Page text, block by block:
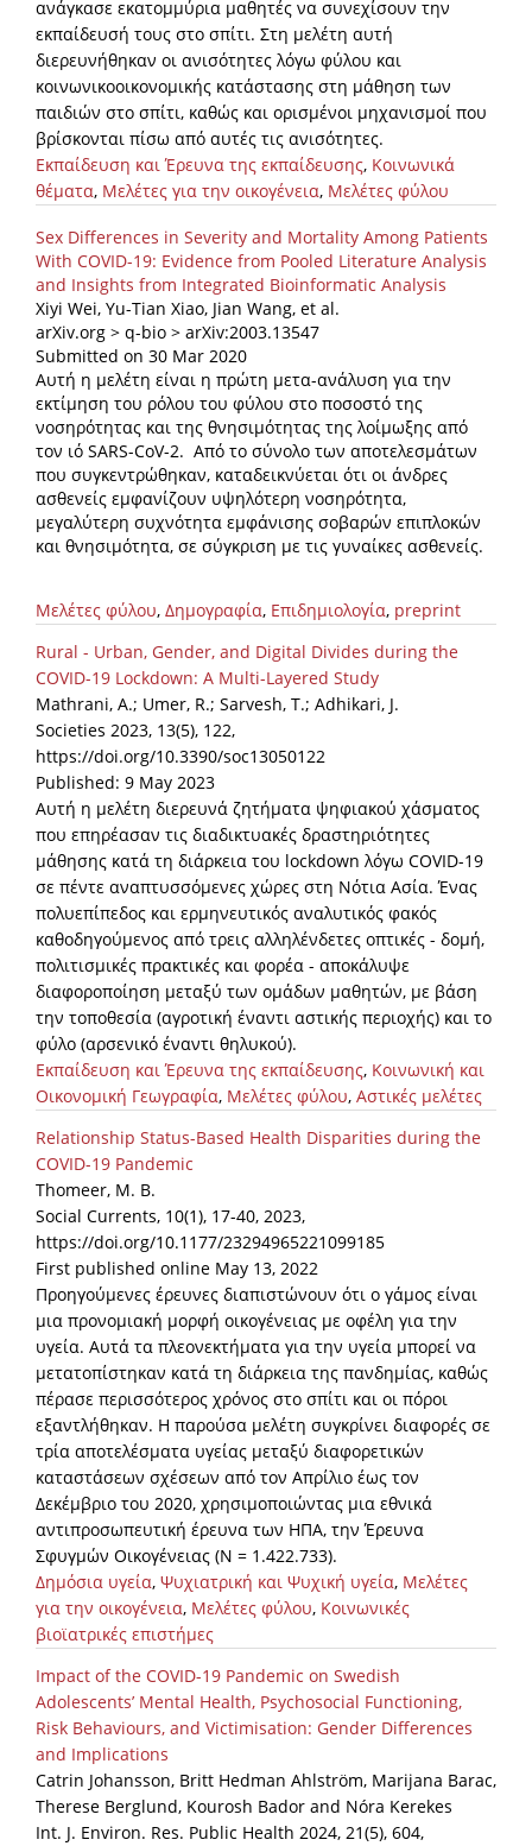
ανάγκασε εκατομμύρια μαθητές να συνεχίσουν την
εκπαίδευσή τους στο σπίτι. Στη μελέτη αυτή
διερευνήθηκαν οι ανισότητες λόγω φύλου και
κοινωνικοοικονομικής κατάστασης στη μάθηση των
παιδιών στο σπίτι, καθώς και ορισμένοι μηχανισμοί που
βρίσκονται πίσω από αυτές τις ανισότητες.
Εκπαίδευση και Έρευνα της εκπαίδευσης, Κοινωνικά
θέματα, Μελέτες για την οικογένεια, Μελέτες φύλου
Sex Differences in Severity and Mortality Among Patients
With COVID-19: Evidence from Pooled Literature Analysis
and Insights from Integrated Bioinformatic Analysis
Xiyi Wei, Yu-Tian Xiao, Jian Wang, et al.
arXiv.org > q-bio > arXiv:2003.13547
Submitted on 30 Mar 2020
Αυτή η μελέτη είναι η πρώτη μετα-ανάλυση για την
εκτίμηση του ρόλου του φύλου στο ποσοστό της
νοσηρότητας και της θνησιμότητας της λοίμωξης από
τον ιό SARS-CoV-2. Από το σύνολο των αποτελεσμάτων
που συγκεντρώθηκαν, καταδεικνύεται ότι οι άνδρες
ασθενείς εμφανίζουν υψηλότερη νοσηρότητα,
μεγαλύτερη συχνότητα εμφάνισης σοβαρών επιπλοκών
και θνησιμότητα, σε σύγκριση με τις γυναίκες ασθενείς.
Μελέτες φύλου, Δημογραφία, Επιδημιολογία, preprint
Rural - Urban, Gender, and Digital Divides during the
COVID-19 Lockdown: A Multi-Layered Study
Mathrani, A.; Umer, R.; Sarvesh, T.; Adhikari, J.
Societies 2023, 13(5), 122,
https://doi.org/10.3390/soc13050122
Published: 9 May 2023
Αυτή η μελέτη διερευνά ζητήματα ψηφιακού χάσματος
που επηρέασαν τις διαδικτυακές δραστηριότητες
μάθησης κατά τη διάρκεια του lockdown λόγω COVID-19
σε πέντε αναπτυσσόμενες χώρες στη Νότια Ασία. Ένας
πολυεπίπεδος και ερμηνευτικός αναλυτικός φακός
καθοδηγούμενος από τρεις αλληλένδετες οπτικές - δομή,
πολιτισμικές πρακτικές και φορέα - αποκάλυψε
διαφοροποίηση μεταξύ των ομάδων μαθητών, με βάση
την τοποθεσία (αγροτική έναντι αστικής περιοχής) και το
φύλο (αρσενικό έναντι θηλυκού).
Εκπαίδευση και Έρευνα της εκπαίδευσης, Κοινωνική και
Οικονομική Γεωγραφία, Μελέτες φύλου, Αστικές μελέτες
Relationship Status-Based Health Disparities during the
COVID-19 Pandemic
Thomeer, M. B.
Social Currents, 10(1), 17-40, 2023,
https://doi.org/10.1177/23294965221099185
First published online May 13, 2022
Προηγούμενες έρευνες διαπιστώνουν ότι ο γάμος είναι
μια προνομιακή μορφή οικογένειας με οφέλη για την
υγεία. Αυτά τα πλεονεκτήματα για την υγεία μπορεί να
μετατοπίστηκαν κατά τη διάρκεια της πανδημίας, καθώς
πέρασε περισσότερος χρόνος στο σπίτι και οι πόροι
εξαντλήθηκαν. Η παρούσα μελέτη συγκρίνει διαφορές σε
τρία αποτελέσματα υγείας μεταξύ διαφορετικών
καταστάσεων σχέσεων από τον Απρίλιο έως τον
Δεκέμβριο του 2020, χρησιμοποιώντας μια εθνικά
αντιπροσωπευτική έρευνα των ΗΠΑ, την Έρευνα
Σφυγμών Οικογένειας (N = 1.422.733).
Δημόσια υγεία, Ψυχιατρική και Ψυχική υγεία, Μελέτες
για την οικογένεια, Μελέτες φύλου, Κοινωνικές
βιοϊατρικές επιστήμες
Impact of the COVID-19 Pandemic on Swedish
Adolescents’ Mental Health, Psychosocial Functioning,
Risk Behaviours, and Victimisation: Gender Differences
and Implications
Catrin Johansson, Britt Hedman Ahlström, Marijana Barac,
Therese Berglund, Kourosh Bador and Nóra Kerekes
Int. J. Environ. Res. Public Health 2024, 21(5), 604,